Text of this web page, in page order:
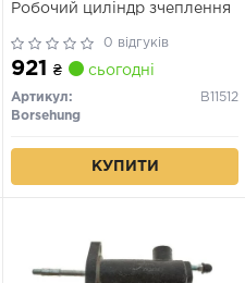
Робочий циліндр зчеплення
0 відгуків
921 ₴ сьогодні
Артикул:
B11512
Borsehung
КУПИТИ